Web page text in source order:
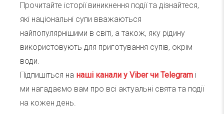
Прочитайте історії виникнення події та дізнайтеся,
які національні супи вважаються
найпопулярнішими в світі, а також, яку рідину
використовують для приготування супів, окрім
води.
Підпишіться на наші канали у Viber чи Telegram і
ми нагадаємо вам про всі актуальні свята та події
на кожен день.